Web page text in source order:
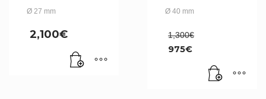
Ø 27 mm
2,100€
Ø 40 mm
1,300€
était :
1,300€.
975€